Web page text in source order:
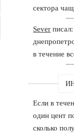
сектора
Sever
в течение
Если в
один цент
сколько